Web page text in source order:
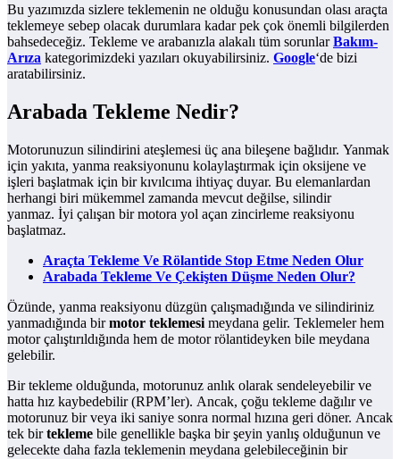
Bu yazımızda sizlere teklemenin ne olduğu konusundan olası araçta
teklemeye sebep olacak durumlara kadar pek çok önemli bilgilerden
bahsedeceğiz. Tekleme ve arabanızla alakalı tüm sorunlarBakım-
Arıza kategorimizdeki yazıları okuyabilirsiniz. Google‘de bizi
aratabilirsiniz.
Arabada Tekleme Nedir?
Motorunuzun silindirini ateşlemesi üç ana bileşene bağlıdır. Yanmak
için yakıta, yanma reaksiyonunu kolaylaştırmak için oksijene ve
işleri başlatmak için bir kıvılcıma ihtiyaç duyar. Bu elemanlardan
herhangi biri mükemmel zamanda mevcut değilse, silindir
yanmaz. İyi çalışan bir motora yol açan zincirleme reaksiyonu
başlatmaz.
Araçta Tekleme Ve Rölantide Stop Etme Neden Olur
Arabada Tekleme Ve Çekişten Düşme Neden Olur?
Özünde, yanma reaksiyonu düzgün çalışmadığında ve silindiriniz
yanmadığında birmotor teklemesi meydana gelir. Teklemeler hem
motor çalıştırıldığında hem de motor rölantideyken bile meydana
gelebilir.
Bir tekleme olduğunda, motorunuz anlık olarak sendeleyebilir ve
hatta hız kaybedebilir (RPM’ler). Ancak, çoğu tekleme dağılır ve
motorunuz bir veya iki saniye sonra normal hızına geri döner. Ancak
tek birtekleme bile genellikle başka bir şeyin yanlış olduğunun ve
gelecekte daha fazla teklemenin meydana gelebileceğinin bir